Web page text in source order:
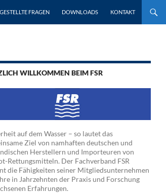
FRAGEN DOWNLOADS KONTAKT
WILLKOMMEN BEIM FSR
auf dem Wasser – so lautet das
Ziel von namhaften deutschen und
Herstellern und Importeuren von
Rettungsmitteln. Der Fachverband FSR
die Fähigkeiten seiner Mitgliedsunternehmen
in Jahrzehnten der Praxis und Forschung
Erfahrungen.